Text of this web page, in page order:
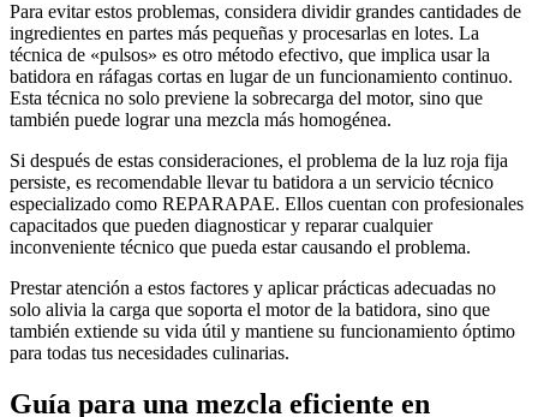
Para evitar estos problemas, considera dividir grandes cantidades de
ingredientes en partes más pequeñas y procesarlas en lotes. La
técnica de «pulsos» es otro método efectivo, que implica usar la
batidora en ráfagas cortas en lugar de un funcionamiento continuo.
Esta técnica no solo previene la sobrecarga del motor, sino que
también puede lograr una mezcla más homogénea.
Si después de estas consideraciones, el problema de la luz roja fija
persiste, es recomendable llevar tu batidora a un servicio técnico
especializado como REPARAPAE. Ellos cuentan con profesionales
capacitados que pueden diagnosticar y reparar cualquier
inconveniente técnico que pueda estar causando el problema.
Prestar atención a estos factores y aplicar prácticas adecuadas no
solo alivia la carga que soporta el motor de la batidora, sino que
también extiende su vida útil y mantiene su funcionamiento óptimo
para todas tus necesidades culinarias.
Guía para una mezcla eficiente en